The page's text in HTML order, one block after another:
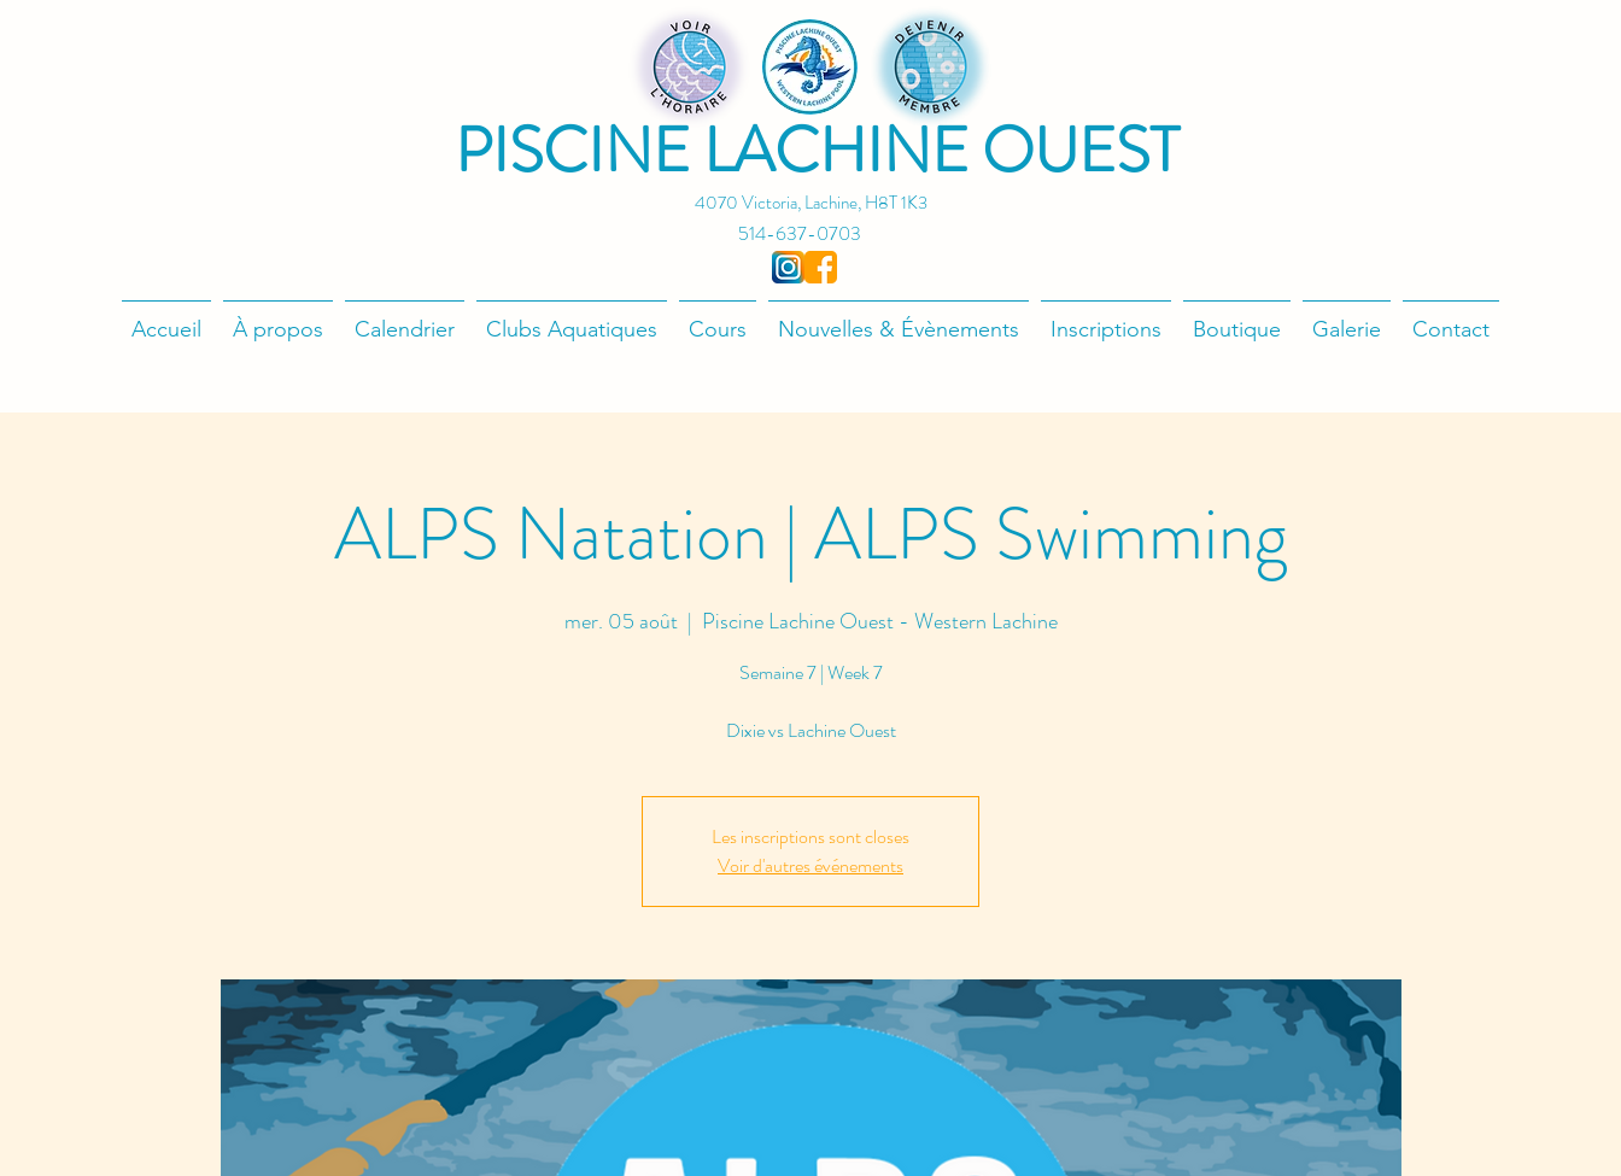
4070 Victoria, Lachine, H8T 1K3
PISCINE LACHINE OUEST
514-637-0703
Accueil À propos Calendrier Clubs Aquatiques Cours Nouvelles & Évènements Inscriptions Boutique Galerie Contact
ALPS Natation | ALPS Swimming
mer. 05 août
  |
Piscine Lachine Ouest - Western Lachine
Semaine 7 | Week 7
Dixie vs Lachine Ouest
Les inscriptions sont closes
Voir d'autres événements